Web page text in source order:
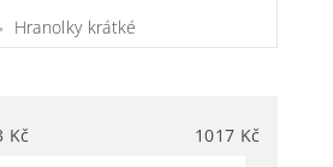
Hranolky krátké
Kč 1017 Kč